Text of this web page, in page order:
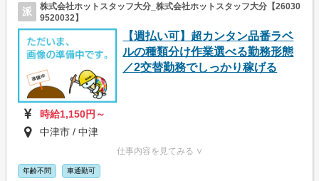
派
株式会社ホットスタッフ大分_株式会社ホットスタッフ大分【26030
9520032】
【週払い可】超カンタン品番ラベ
ルの種類分け作業選べる勤務形態
／2交替勤務でしっかり稼げる
時給1,150円～
中津市 / 中津
仕事内容を見てみる ∨
年齢不問 車通勤可